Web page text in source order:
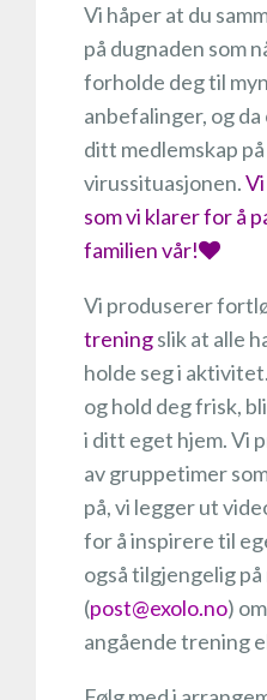
Vi håper at du
på dugnaden som
forholde deg til
anbefalinger, og da
ditt medlemskap
virussituasjonen.
som vi klarer for å
familien vår!
Vi produserer
treningslik at alle
holde seg i
og hold deg frisk,
i ditt eget hjem. Vi
av gruppetimer
på, vi legger ut
for å inspirere til
også tilgjengelig på
(post@exolo.no)
angående trening